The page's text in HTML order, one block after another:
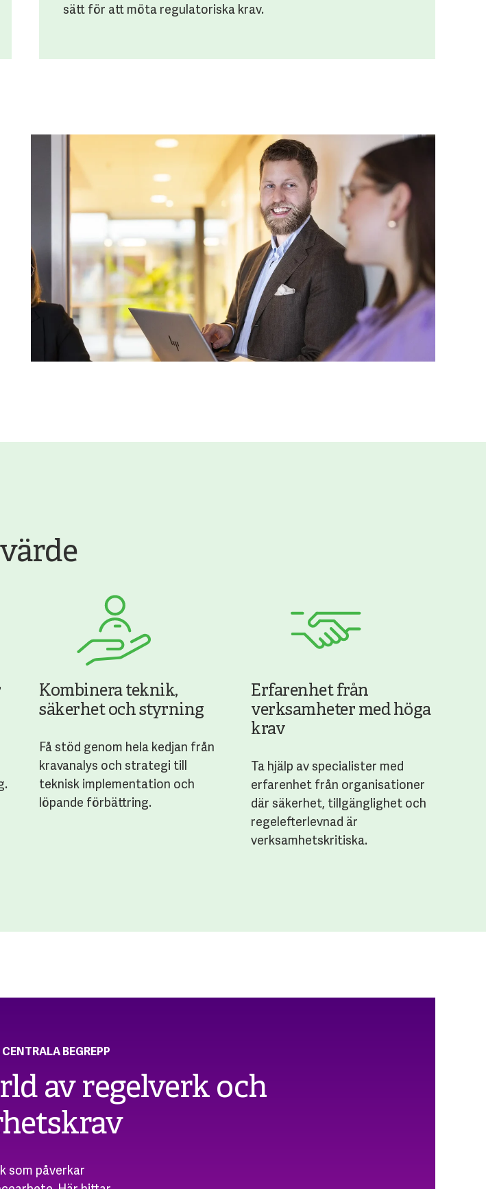
sätt för att möta regulatoriska krav.
Kombinera teknik,
säkerhet och styrning
Få stöd genom hela kedjan från
kravanalys och strategi till
teknisk implementation och
löpande förbättring.
Erfarenhet från
verksamheter med höga
krav
Ta hjälp av specialister med
erfarenhet från organisationer
där säkerhet, tillgänglighet och
regelefterlevnad är
verksamhetskritiska.
BEGREPP
av regelverk och
som påverkar